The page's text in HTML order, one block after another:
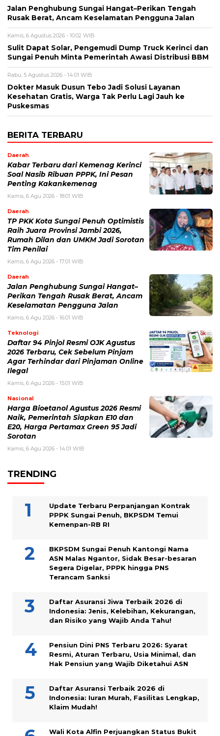
Jalan Penghubung Sungai Hangat–Perikan Tengah
Rusak Berat, Ancam Keselamatan Pengguna Jalan
Kamis, 6 Agustus 2026 - 10:02 WIB
Sulit Dapat Solar, Pengemudi Dump Truck Kerinci dan
Sungai Penuh Minta Pemerintah Awasi Distribusi BBM
Rabu, 5 Agustus 2026 - 14:01 WIB
Dokter Masuk Dusun Tebo Jadi Solusi Layanan
Kesehatan Gratis, Warga Tak Perlu Lagi Jauh ke
Puskesmas
BERITA TERBARU
Daerah
Kabar Terbaru dari Kemenag Kerinci
Soal Nasib Ribuan PPPK, Ini Pesan
Penting Kakankemenag
Kamis, 6 Agu 2026 - 18:01 WIB
Daerah
TP PKK Kota Sungai Penuh Optimistis
Raih Juara Provinsi Jambi 2026,
Rumah Dilan dan UMKM Jadi Sorotan
Tim Penilai
Kamis, 6 Agu 2026 - 17:01 WIB
Daerah
Jalan Penghubung Sungai Hangat–
Perikan Tengah Rusak Berat, Ancam
Keselamatan Pengguna Jalan
Kamis, 6 Agu 2026 - 16:01 WIB
Teknologi
Daftar 94 Pinjol Resmi OJK Agustus
2026 Terbaru, Cek Sebelum Pinjam
Agar Terhindar dari Pinjaman Online
Ilegal
Kamis, 6 Agu 2026 - 15:01 WIB
Nasional
Harga Bioetanol Agustus 2026 Resmi
Naik, Pemerintah Siapkan E10 dan
E20, Harga Pertamax Green 95 Jadi
Sorotan
Kamis, 6 Agu 2026 - 14:01 WIB
TRENDING
Update Terbaru Perpanjangan Kontrak
PPPK Sungai Penuh, BKPSDM Temui
Kemenpan-RB RI
BKPSDM Sungai Penuh Kantongi Nama
ASN Malas Ngantor, Sidak Besar-besaran
Segera Digelar, PPPK hingga PNS
Terancam Sanksi
Daftar Asuransi Jiwa Terbaik 2026 di
Indonesia: Jenis, Kelebihan, Kekurangan,
dan Risiko yang Wajib Anda Tahu!
Pensiun Dini PNS Terbaru 2026: Syarat
Resmi, Aturan Terbaru, Usia Minimal, dan
Hak Pensiun yang Wajib Diketahui ASN
Daftar Asuransi Terbaik 2026 di
Indonesia: Iuran Murah, Fasilitas Lengkap,
Klaim Mudah!
Wali Kota Alfin Perjuangkan Status Bukit